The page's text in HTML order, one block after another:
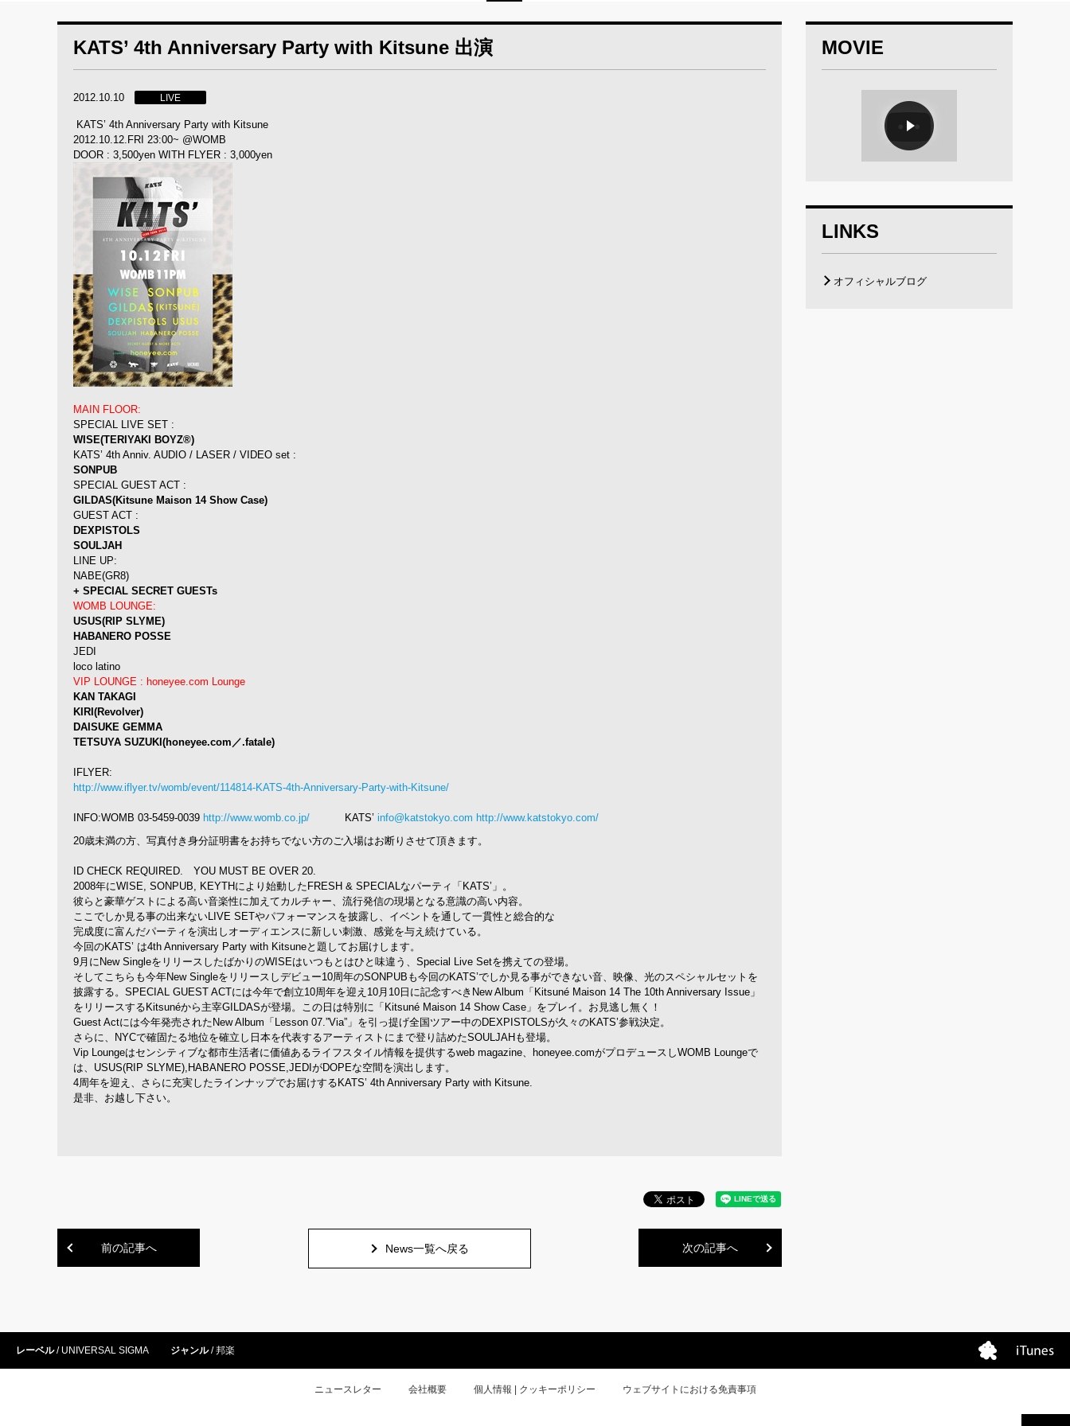
KATS’ 4th Anniversary Party with Kitsune 出演
2012.10.10 LIVE
KATS’ 4th Anniversary Party with Kitsune
2012.10.12.FRI 23:00~ @WOMB
DOOR : 3,500yen WITH FLYER : 3,000yen
MAIN FLOOR:
SPECIAL LIVE SET :
WISE(TERIYAKI BOYZ®)
KATS’ 4th Anniv. AUDIO / LASER / VIDEO set :
SONPUB
SPECIAL GUEST ACT :
GILDAS(Kitsune Maison 14 Show Case)
GUEST ACT :
DEXPISTOLS
SOULJAH
LINE UP:
NABE(GR8)
+ SPECIAL SECRET GUESTs
WOMB LOUNGE:
USUS(RIP SLYME)
HABANERO POSSE
JEDI
loco latino
VIP LOUNGE : honeyee.com Lounge
KAN TAKAGI
KIRI(Revolver)
DAISUKE GEMMA
TETSUYA SUZUKI(honeyee.com／.fatale)
IFLYER:
http://www.iflyer.tv/womb/event/114814-KATS-4th-Anniversary-Party-with-Kitsune/
INFO:WOMB 03-5459-0039 http://www.womb.co.jp/ KATS’ info@katstokyo.com http://www.katstokyo.com/
20歳未満の方、写真付き身分証明書をお持ちでない方のご入場はお断りさせて頂きます。
ID CHECK REQUIRED. YOU MUST BE OVER 20.
2008年にWISE, SONPUB, KEYTHにより始動したFRESH & SPECIALなパーティ「KATS’」。
彼らと豪華ゲストによる高い音楽性に加えてカルチャー、流行発信の現場となる意識の高い内容。
ここでしか見る事の出来ないLIVE SETやパフォーマンスを披露し、イベントを通して一貫性と総合的な
完成度に富んだパーティを演出しオーディエンスに新しい刺激、感覚を与え続けている。
今回のKATS’ は4th Anniversary Party with Kitsuneと題してお届けします。
9月にNew SingleをリリースしたばかりのWISEはいつもとはひと味違う、Special Live Setを携えての登場。
そしてこちらも今年New Singleをリリースしデビュー10周年のSONPUBも今回のKATS’でしか見る事ができない音、映像、光のスペシャルセットを
披露する。SPECIAL GUEST ACTには今年で創立10周年を迎え10月10日に記念すべきNew Album「Kitsuné Maison 14 The 10th Anniversary Issue」
をリリースするKitsunéから主宰GILDASが登場。この日は特別に「Kitsuné Maison 14 Show Case」をプレイ。お見逃し無く！
Guest Actには今年発売されたNew Album「Lesson 07.”Via”」を引っ提げ全国ツアー中のDEXPISTOLSが久々のKATS’参戦決定。
さらに、NYCで確固たる地位を確立し日本を代表するアーティストにまで登り詰めたSOULJAHも登場。
Vip Loungeはセンシティブな都市生活者に価値あるライフスタイル情報を提供するweb magazine、honeyee.comがプロデュースしWOMB Loungeで
は、USUS(RIP SLYME),HABANERO POSSE,JEDIがDOPEな空間を演出します。
4周年を迎え、さらに充実したラインナップでお届けするKATS’ 4th Anniversary Party with Kitsune.
是非、お越し下さい。
前の記事へ 次の記事へ
News一覧へ戻る
MOVIE
LINKS
オフィシャルブログ
レーベル UNIVERSAL SIGMA ジャンル 邦楽
ニュースレター 会社概要 個人情報 | クッキーポリシー ウェブサイトにおける免責事項